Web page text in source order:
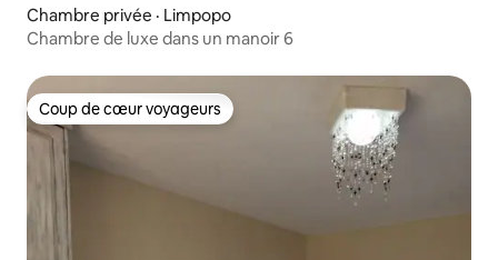
Chambre privée · Limpopo
Chambre de luxe dans un manoir 6
Coup de cœur voyageurs
Coup de cœur voyageurs